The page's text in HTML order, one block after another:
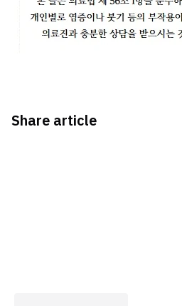
Share article